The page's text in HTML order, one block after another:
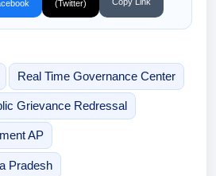
(Twitter) Copy Link
Real Time Governance Center
Grievance Redressal
AP
Pradesh